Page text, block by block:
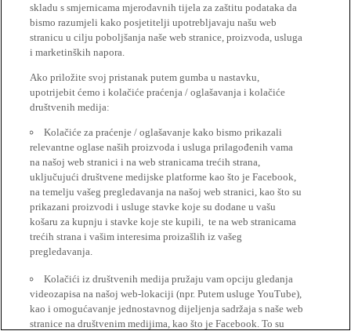
skladu s smjernicama mjerodavnih tijela za zaštitu podataka da
bismo razumjeli kako posjetitelji upotrebljavaju našu web
stranicu u cilju poboljšanja naše web stranice, proizvoda, usluga
i marketinških napora.
Ako priložite svoj pristanak putem gumba u nastavku,
upotrijebit ćemo i kolačiće praćenja / oglašavanja i kolačiće
društvenih medija:
Kolačiće za praćenje / oglašavanje kako bismo prikazali
relevantne oglase naših proizvoda i usluga prilagođenih vama
na našoj web stranici i na web stranicama trećih strana,
uključujući društvene medijske platforme kao što je Facebook,
na temelju vašeg pregledavanja na našoj web stranici, kao što su
prikazani proizvodi i usluge stavke koje su dodane u vašu
košaru za kupnju i stavke koje ste kupili, te na web stranicama
trećih strana i vašim interesima proizašlih iz vašeg
pregledavanja.
Kolačići iz društvenih medija pružaju vam opciju gledanja
videozapisa na našoj web-lokaciji (npr. Putem usluge YouTube),
kao i omogućavanje jednostavnog dijeljenja sadržaja s naše web
stranice na društvenim medijima, kao što je Facebook. To su